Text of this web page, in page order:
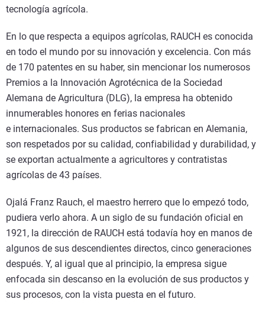
tecnología agrícola.
En lo que respecta a equipos agrícolas, RAUCH es conocida
en todo el mundo por su innovación y excelencia. Con más
de 170 patentes en su haber, sin mencionar los numerosos
Premios a la Innovación Agrotécnica de la Sociedad
Alemana de Agricultura (DLG), la empresa ha obtenido
innumerables honores en ferias nacionales
e internacionales. Sus productos se fabrican en Alemania,
son respetados por su calidad, confiabilidad y durabilidad, y
se exportan actualmente a agricultores y contratistas
agrícolas de 43 países.
Ojalá Franz Rauch, el maestro herrero que lo empezó todo,
pudiera verlo ahora. A un siglo de su fundación oficial en
1921, la dirección de RAUCH está todavía hoy en manos de
algunos de sus descendientes directos, cinco generaciones
después. Y, al igual que al principio, la empresa sigue
enfocada sin descanso en la evolución de sus productos y
sus procesos, con la vista puesta en el futuro.